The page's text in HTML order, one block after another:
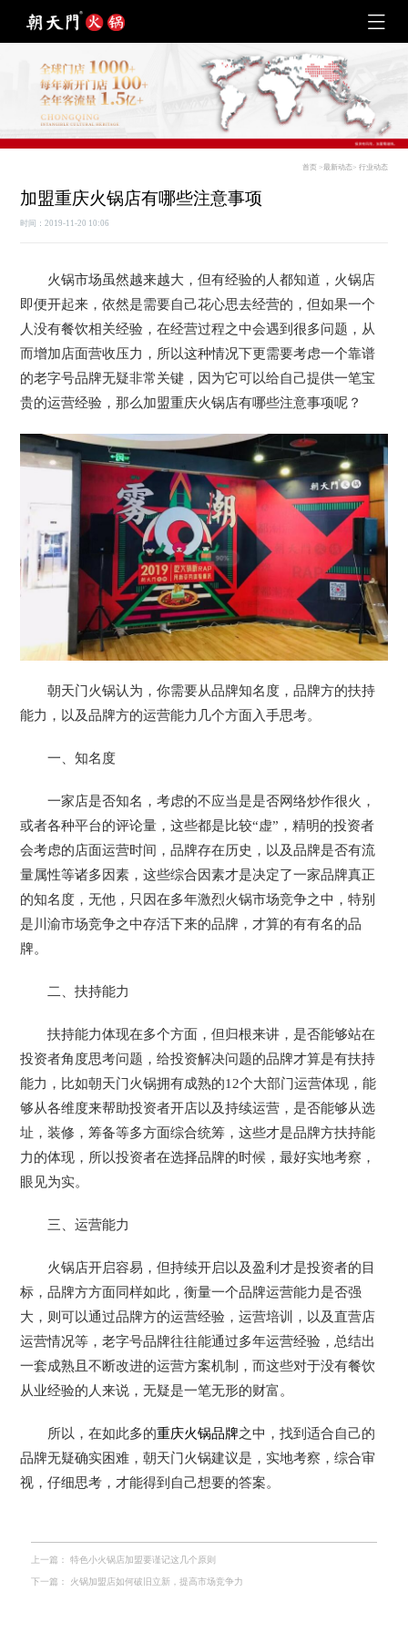
首页 >最新动态> 行业动态
加盟重庆火锅店有哪些注意事项
时间：2019-11-20 10:06
火锅市场虽然越来越大，但有经验的人都知道，火锅店
即便开起来，依然是需要自己花心思去经营的，但如果一个
人没有餐饮相关经验，在经营过程之中会遇到很多问题，从
而增加店面营收压力，所以这种情况下更需要考虑一个靠谱
的老字号品牌无疑非常关键，因为它可以给自己提供一笔宝
贵的运营经验，那么加盟重庆火锅店有哪些注意事项呢？
朝天门火锅认为，你需要从品牌知名度，品牌方的扶持
能力，以及品牌方的运营能力几个方面入手思考。
一、知名度
一家店是否知名，考虑的不应当是是否网络炒作很火，
或者各种平台的评论量，这些都是比较“虚”，精明的投资者
会考虑的店面运营时间，品牌存在历史，以及品牌是否有流
量属性等诸多因素，这些综合因素才是决定了一家品牌真正
的知名度，无他，只因在多年激烈火锅市场竞争之中，特别
是川渝市场竞争之中存活下来的品牌，才算的有有名的品
牌。
二、扶持能力
扶持能力体现在多个方面，但归根来讲，是否能够站在
投资者角度思考问题，给投资解决问题的品牌才算是有扶持
能力，比如朝天门火锅拥有成熟的12个大部门运营体现，能
够从各维度来帮助投资者开店以及持续运营，是否能够从选
址，装修，筹备等多方面综合统筹，这些才是品牌方扶持能
力的体现，所以投资者在选择品牌的时候，最好实地考察，
眼见为实。
三、运营能力
火锅店开启容易，但持续开启以及盈利才是投资者的目
标，品牌方方面同样如此，衡量一个品牌运营能力是否强
大，则可以通过品牌方的运营经验，运营培训，以及直营店
运营情况等，老字号品牌往往能通过多年运营经验，总结出
一套成熟且不断改进的运营方案机制，而这些对于没有餐饮
从业经验的人来说，无疑是一笔无形的财富。
所以，在如此多的重庆火锅品牌之中，找到适合自己的
品牌无疑确实困难，朝天门火锅建议是，实地考察，综合审
视，仔细思考，才能得到自己想要的答案。
上一篇： 特色小火锅店加盟要谨记这几个原则
下一篇： 火锅加盟店如何破旧立新，提高市场竞争力